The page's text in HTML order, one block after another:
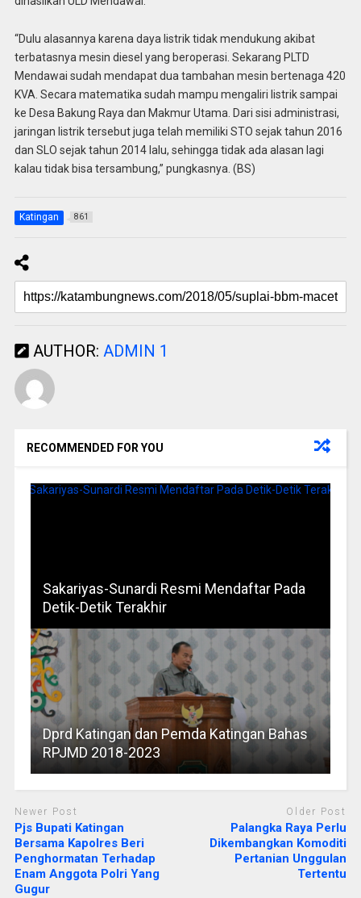
“Dulu alasannya karena daya listrik tidak mendukung akibat
terbatasnya mesin diesel yang beroperasi. Sekarang PLTD
Mendawai sudah mendapat dua tambahan mesin bertenaga 420
KVA. Secara matematika sudah mampu mengaliri listrik sampai
ke Desa Bakung Raya dan Makmur Utama. Dari sisi administrasi,
jaringan listrik tersebut juga telah memiliki STO sejak tahun 2016
dan SLO sejak tahun 2014 lalu, sehingga tidak ada alasan lagi
kalau tidak bisa tersambung,” pungkasnya. (BS)
Katingan 861
AUTHOR: ADMIN 1
RECOMMENDED FOR YOU
Sakariyas-Sunardi Resmi Mendaftar Pada
Detik-Detik Terakhir
Dprd Katingan dan Pemda Katingan Bahas
RPJMD 2018-2023
Newer Post
Pjs Bupati Katingan
Bersama Kapolres Beri
Penghormatan Terhadap
Enam Anggota Polri Yang
Gugur
Older Post
Palangka Raya Perlu
Dikembangkan Komoditi
Pertanian Unggulan
Tertentu